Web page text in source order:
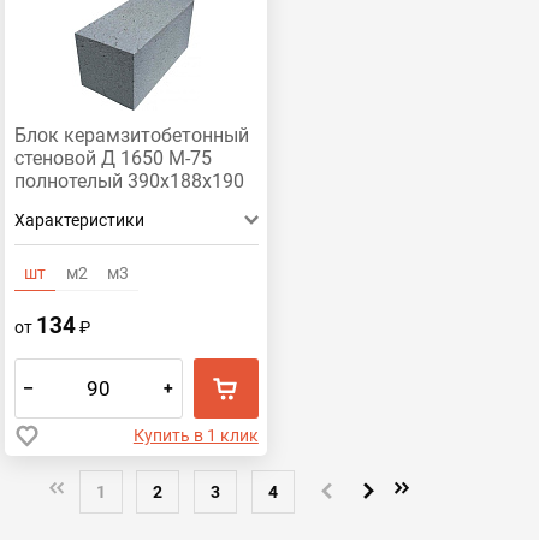
Блок керамзитобетонный
стеновой Д 1650 М-75
полнотелый 390х188х190
Характеристики
шт м2 м3
от 134₽
– +
Купить в 1 клик
1 2 3 4